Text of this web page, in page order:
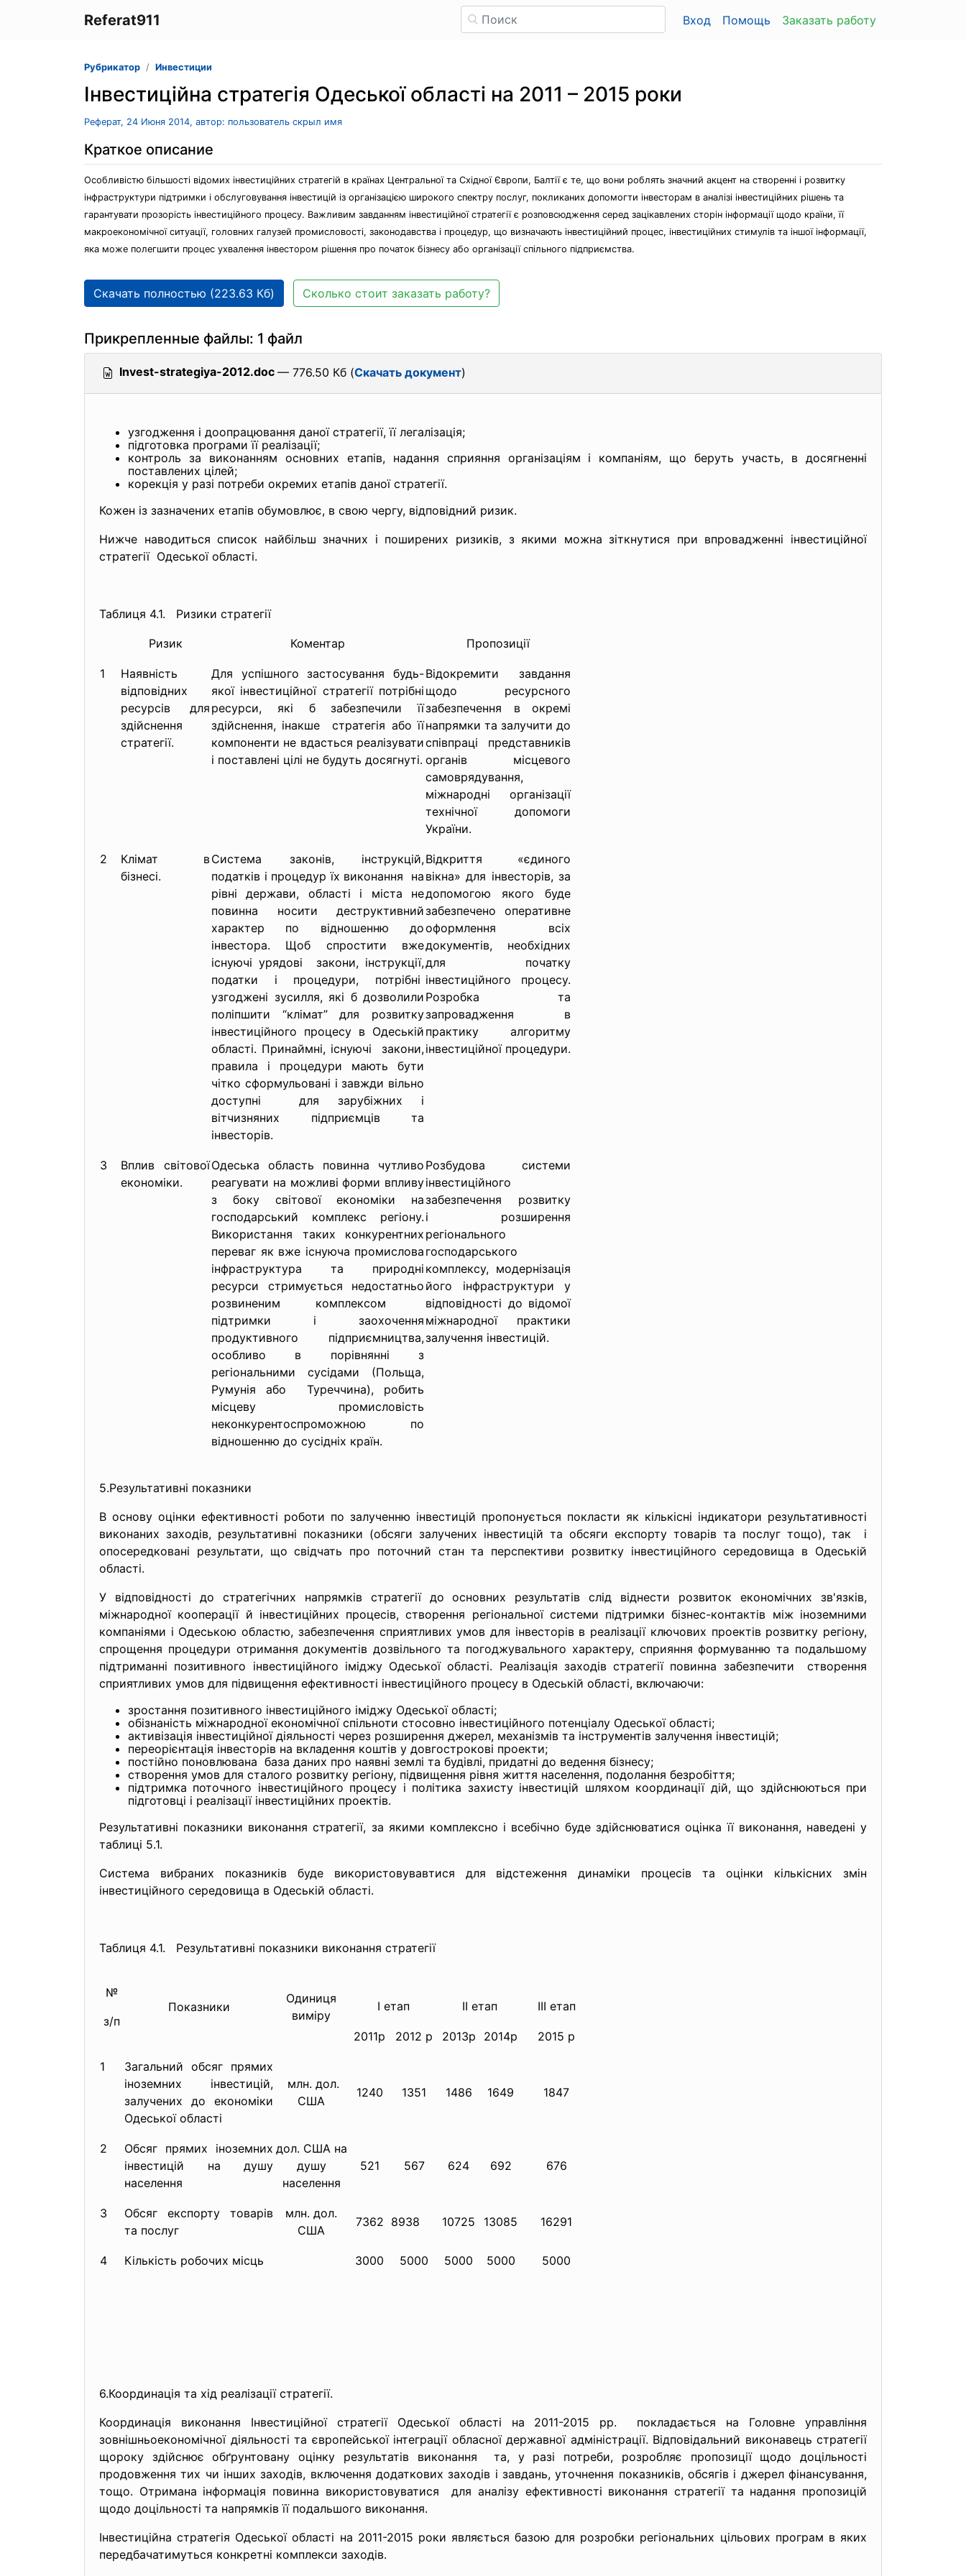
Referat911 Вход Помощь Заказать работу
Рубрикатор Инвестиции
Інвестиційна стратегія Одеської області на 2011 – 2015 роки
Реферат, 24 Июня 2014, автор: пользователь скрыл имя
Краткое описание
Особливістю більшості відомих інвестиційних стратегій в країнах Центральної та Східної Європи, Балтії є те, що вони роблять значний акцент на створенні і розвитку
інфраструктури підтримки і обслуговування інвестицій із організацією широкого спектру послуг, покликаних допомогти інвесторам в аналізі інвестиційних рішень та
гарантувати прозорість інвестиційного процесу. Важливим завданням інвестиційної стратегії є розповсюдження серед зацікавлених сторін інформації щодо країни, її
макроекономічної ситуації, головних галузей промисловості, законодавства і процедур, що визначають інвестиційний процес, інвестиційних стимулів та іншої інформації,
яка може полегшити процес ухвалення інвестором рішення про початок бізнесу або організації спільного підприємства.
Скачать полностью (223.63 Кб) Сколько стоит заказать работу?
Прикрепленные файлы: 1 файл
Invest-strategiya-2012.doc — 776.50 Кб (Скачать документ)
узгодження і доопрацювання даної стратегії, її легалізація;
підготовка програми її реалізації;
контроль за виконанням основних етапів, надання сприяння організаціям і компаніям, що беруть участь, в досягненні
поставлених цілей;
корекція у разі потреби окремих етапів даної стратегії.
Кожен із зазначених етапів обумовлює, в свою чергу, відповідний ризик.
Нижче наводиться список найбільш значних і поширених ризиків, з якими можна зіткнутися при впровадженні інвестиційної
стратегії Одеської області.
Таблиця 4.1. Ризики стратегії
Ризик Коментар Пропозиції
1
Наявність
відповідних
ресурсів для
здійснення
стратегії.
Для успішного застосування будь-
якої інвестиційної стратегії потрібні
ресурси, які б забезпечили її
здійснення, інакше стратегія або її
компоненти не вдасться реалізувати
і поставлені цілі не будуть досягнуті.
Відокремити завдання
щодо ресурсного
забезпечення в окремі
напрямки та залучити до
співпраці представників
органів місцевого
самоврядування,
міжнародні організації
технічної допомоги
України.
2
Клімат в
бізнесі.
Система законів, інструкцій,
податків і процедур їх виконання на
рівні держави, області і міста не
повинна носити деструктивний
характер по відношенню до
інвестора. Щоб спростити вже
існуючі урядові закони, інструкції,
податки і процедури, потрібні
узгоджені зусилля, які б дозволили
поліпшити “клімат” для розвитку
інвестиційного процесу в Одеській
області. Принаймні, існуючі закони,
правила і процедури мають бути
чітко сформульовані і завжди вільно
доступні для зарубіжних і
вітчизняних підприємців та
інвесторів.
Відкриття «єдиного
вікна» для інвесторів, за
допомогою якого буде
забезпечено оперативне
оформлення всіх
документів, необхідних
для початку
інвестиційного процесу.
Розробка та
запровадження в
практику алгоритму
інвестиційної процедури.
3
Вплив світової
економіки.
Одеська область повинна чутливо
реагувати на можливі форми впливу
з боку світової економіки на
господарський комплекс регіону.
Використання таких конкурентних
переваг як вже існуюча промислова
інфраструктура та природні
ресурси стримується недостатньо
розвиненим комплексом
підтримки і заохочення
продуктивного підприємництва,
особливо в порівнянні з
регіональними сусідами (Польща,
Румунія або Туреччина), робить
місцеву промисловість
неконкурентоспроможною по
відношенню до сусідніх країн.
Розбудова системи
інвестиційного
забезпечення розвитку
і розширення
регіонального
господарського
комплексу, модернізація
його інфраструктури у
відповідності до відомої
міжнародної практики
залучення інвестицій.
5.Результативні показники
В основу оцінки ефективності роботи по залученню інвестицій пропонується покласти як кількісні індикатори результативності
виконаних заходів, результативні показники (обсяги залучених інвестицій та обсяги експорту товарів та послуг тощо), так і
опосередковані результати, що свідчать про поточний стан та перспективи розвитку інвестиційного середовища в Одеській
області.
У відповідності до стратегічних напрямків стратегії до основних результатів слід віднести розвиток економічних зв'язків,
міжнародної кооперації й інвестиційних процесів, створення регіональної системи підтримки бізнес-контактів між іноземними
компаніями і Одеською областю, забезпечення сприятливих умов для інвесторів в реалізації ключових проектів розвитку регіону,
спрощення процедури отримання документів дозвільного та погоджувального характеру, сприяння формуванню та подальшому
підтриманні позитивного інвестиційного іміджу Одеської області. Реалізація заходів стратегії повинна забезпечити створення
сприятливих умов для підвищення ефективності інвестиційного процесу в Одеській області, включаючи:
зростання позитивного інвестиційного іміджу Одеської області;
обізнаність міжнародної економічної спільноти стосовно інвестиційного потенціалу Одеської області;
активізація інвестиційної діяльності через розширення джерел, механізмів та інструментів залучення інвестицій;
переорієнтація інвесторів на вкладення коштів у довгострокові проекти;
постійно поновлювана база даних про наявні землі та будівлі, придатні до ведення бізнесу;
створення умов для сталого розвитку регіону, підвищення рівня життя населення, подолання безробіття;
підтримка поточного інвестиційного процесу і політика захисту інвестицій шляхом координації дій, що здійснюються при
підготовці і реалізації інвестиційних проектів.
Результативні показники виконання стратегії, за якими комплексно і всебічно буде здійснюватися оцінка її виконання, наведені у
таблиці 5.1.
Система вибраних показників буде використовувавтися для відстеження динаміки процесів та оцінки кількісних змін
інвестиційного середовища в Одеській області.
Таблиця 4.1. Результативні показники виконання стратегії
№
з/п
Показники
Одиниця
виміру
I етап II етап III етап
2011р 2012 р 2013р 2014р 2015 р
1
Загальний обсяг прямих
іноземних інвестицій,
залучених до економіки
Одеської області
млн. дол.
США
1240 1351 1486 1649 1847
2
Обсяг прямих іноземних
інвестицій на душу
населення
дол. США на
душу
населення
521 567 624 692 676
3
Обсяг експорту товарів
та послуг
млн. дол.
США
7362 8938 10725 13085 16291
4 Кількість робочих місць 3000 5000 5000 5000 5000
6.Координація та хід реалізації стратегії.
Координація виконання Інвестиційної стратегії Одеської області на 2011-2015 рр. покладається на Головне управління
зовнішньоекономічної діяльності та європейської інтеграції обласної державної адміністрації. Відповідальний виконавець стратегії
щороку здійснює обґрунтовану оцінку результатів виконання та, у разі потреби, розробляє пропозиції щодо доцільності
продовження тих чи інших заходів, включення додаткових заходів і завдань, уточнення показників, обсягів і джерел фінансування,
тощо. Отримана інформація повинна використовуватися для аналізу ефективності виконання стратегії та надання пропозицій
щодо доцільності та напрямків її подальшого виконання.
Інвестиційна стратегія Одеської області на 2011-2015 роки являється базою для розробки регіональних цільових програм в яких
передбачатимуться конкретні комплекси заходів.